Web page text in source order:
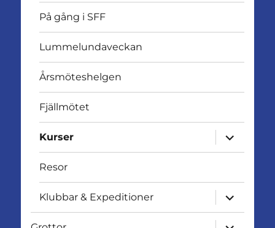
På gång i SFF
Lummelundaveckan
Årsmöteshelgen
Fjällmötet
Kurser
expandera
Resor
Klubbar & Expeditioner
expandera
expandera